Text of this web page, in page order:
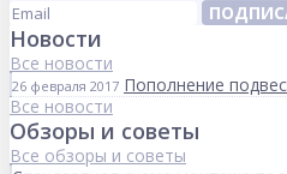
Новости
Все новости
26 февраля 2017 Пополнение
Все новости
Обзоры и советы
Все обзоры и советы